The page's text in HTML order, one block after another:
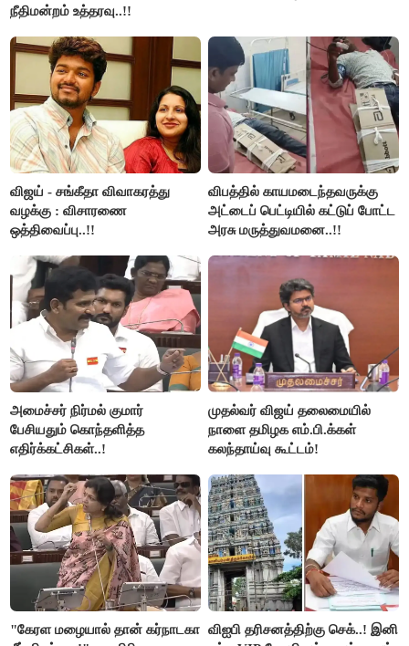
நீதிமன்றம் உத்தரவு..!!
விஜய் - சங்கீதா விவாகரத்து
வழக்கு : விசாரணை
ஒத்திவைப்பு..!!
விபத்தில் காயமடைந்தவருக்கு
அட்டைப் பெட்டியில் கட்டுப் போட்ட
அரசு மருத்துவமனை..!!
அமைச்சர் நிர்மல் குமார்
பேசியதும் கொந்தளித்த
எதிர்க்கட்சிகள்..!
முதல்வர் விஜய் தலைமையில்
நாளை தமிழக எம்.பி.க்கள்
கலந்தாய்வு கூட்டம்!
"கேரள மழையால் தான் கர்நாடகா விஐபி தரிசனத்திற்கு செக்..! இனி